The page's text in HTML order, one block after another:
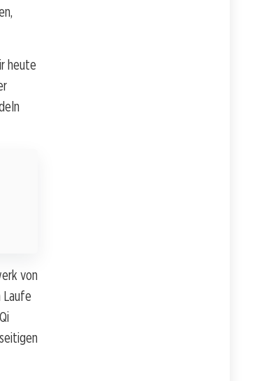
heute
von
Laufe